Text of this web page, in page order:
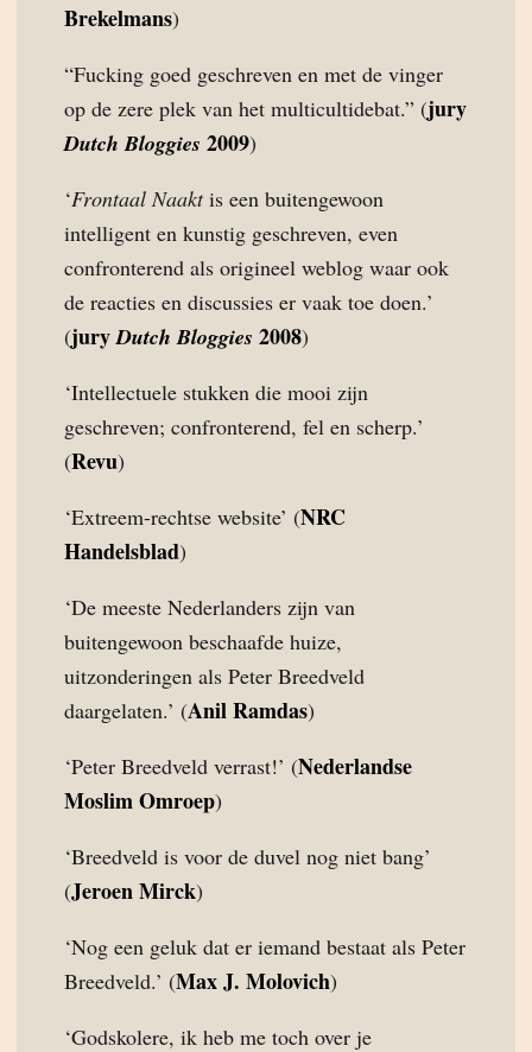
Brekelmans)
“Fucking goed geschreven en met de vinger
op de zere plek van het multicultidebat.” (jury
Dutch Bloggies 2009)
‘Frontaal Naaktis een buitengewoon
intelligent en kunstig geschreven, even
confronterend als origineel weblog waar ook
de reacties en discussies er vaak toe doen.’
(juryDutch Bloggies 2008)
‘Intellectuele stukken die mooi zijn
geschreven; confronterend, fel en scherp.’
(Revu)
‘Extreem-rechtse website’ (NRC
Handelsblad)
‘De meeste Nederlanders zijn van
buitengewoon beschaafde huize,
uitzonderingen als Peter Breedveld
daargelaten.’ (Anil Ramdas)
‘Peter Breedveld verrast!’ (Nederlandse
Moslim Omroep)
‘Breedveld is voor de duvel nog niet bang’
(Jeroen Mirck)
‘Nog een geluk dat er iemand bestaat als Peter
Breedveld.’ (Max J. Molovich)
‘Godskolere, ik heb me toch over je